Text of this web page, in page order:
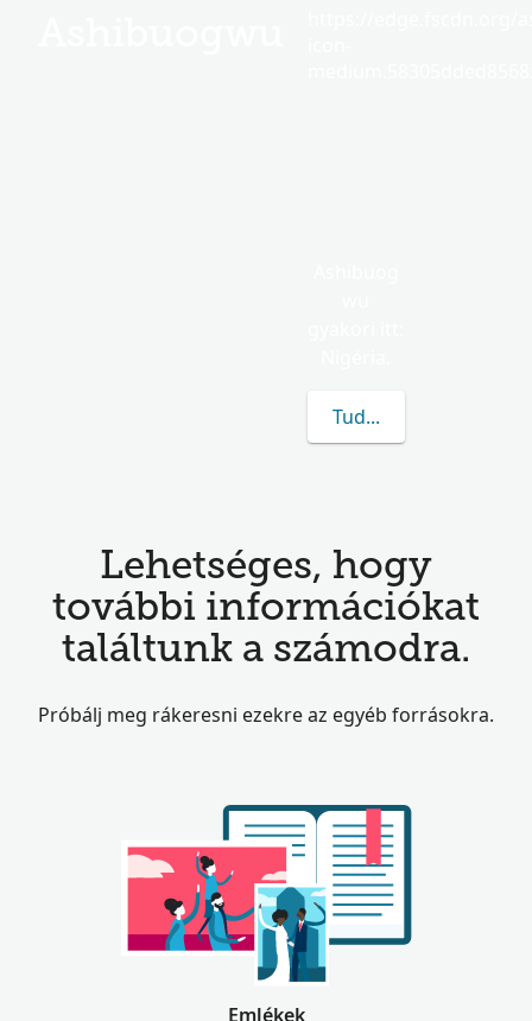
Tudj meg többet a(z)
Lehetséges, hogy
további információkat
találtunk a számodra.
Próbálj meg rákeresni ezekre az egyéb forrásokra.
Emlékek